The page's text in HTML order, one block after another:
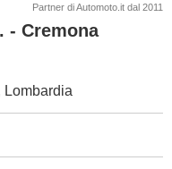
Partner di Automoto.it dal 2011
- Cremona
Lombardia